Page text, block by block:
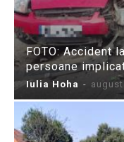
FOTO: Accident
persoane
Iulia Hoha -